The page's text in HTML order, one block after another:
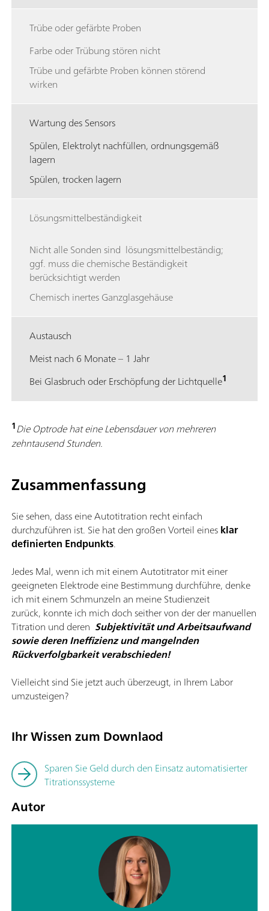
Trübe oder gefärbte Proben
Farbe oder Trübung stören nicht
Trübe und gefärbte Proben können störend
wirken
Wartung des Sensors
Spülen, Elektrolyt nachfüllen, ordnungsgemäß
lagern
Spülen, trocken lagern
Lösungsmittelbeständigkeit
Nicht alle Sonden sind lösungsmittelbeständig;
ggf. muss die chemische Beständigkeit
berücksichtigt werden
Chemisch inertes Ganzglasgehäuse
Austausch
Meist nach 6 Monate – 1 Jahr
Bei Glasbruch oder Erschöpfung der Lichtquelle1
1Die Optrode hat eine Lebensdauer von mehreren
zehntausend Stunden.
Zusammenfassung
Sie sehen, dass eine Autotitration recht einfach
durchzuführen ist. Sie hat den großen Vorteil einesklar
definierten Endpunkts.
Jedes Mal, wenn ich mit einem Autotitrator mit einer
geeigneten Elektrode eine Bestimmung durchführe, denke
ich mit einem Schmunzeln an meine Studienzeit
zurück, konnte ich mich doch seither von der der manuellen
Titration und deren Subjektivität und Arbeitsaufwand
sowie deren Ineffizienz und mangelnden
Rückverfolgbarkeit verabschieden!
Vielleicht sind Sie jetzt auch überzeugt, in Ihrem Labor
umzusteigen?
Ihr Wissen zum Downlaod
Sparen Sie Geld durch den Einsatz automatisierter
Titrationssysteme
Autor